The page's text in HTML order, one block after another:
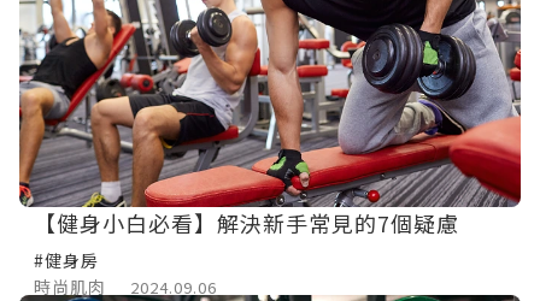
【健身小白必看】解決新手常見的7個疑慮
#健身房
時尚肌肉
2024.09.06